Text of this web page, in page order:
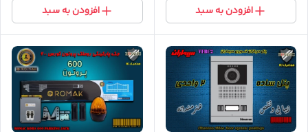
افزودن به سبد افزودن به سبد